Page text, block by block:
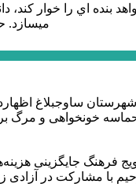
بنده اي را خوار كند،
میسازد.
ساوجبلاغ
فرهنگ جایگزینی
با مشارکت در آزادی